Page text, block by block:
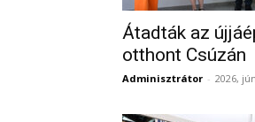
Átadták az
otthont Csúzán
Adminisztrátor - 2026,